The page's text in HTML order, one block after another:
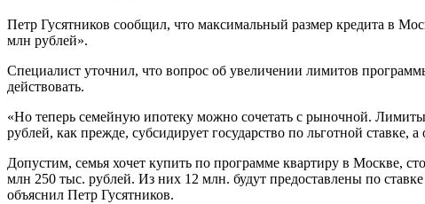
Петр Гусятников сообщил, что максимальный размер кредита в
млн рублей».
Специалист уточнил, что вопрос об увеличении лимитов
действовать.
«Но теперь семейную ипотеку можно сочетать с рыночной.
рублей, как прежде, субсидирует государство по льготной
Допустим, семья хочет купить по программе квартиру в Москве,
млн 250 тыс. рублей. Из них 12 млн. будут предоставлены по
объяснил Петр Гусятников.